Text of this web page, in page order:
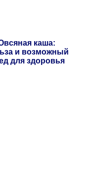
каша:
и возможный
для здоровья